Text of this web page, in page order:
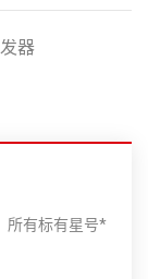
器
所有标有星号*